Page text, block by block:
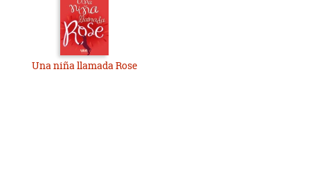
Una niña llamada Rose